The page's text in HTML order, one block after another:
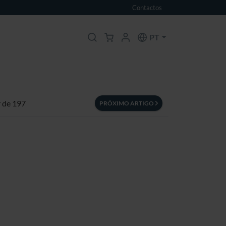
Contactos
PT
197 PRÓXIMO ARTIGO